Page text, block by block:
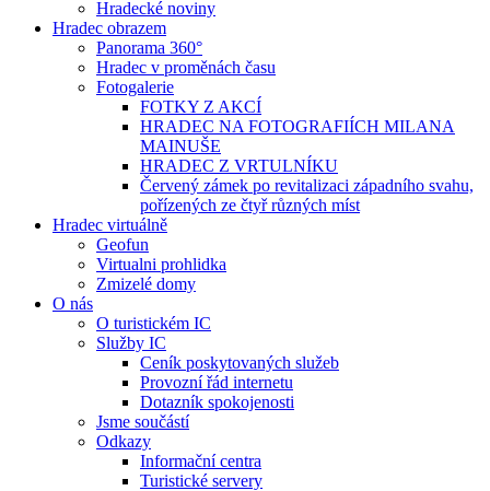
Hradecké noviny
Hradec obrazem
Panorama 360°
Hradec v proměnách času
Fotogalerie
FOTKY Z AKCÍ
HRADEC NA FOTOGRAFIÍCH MILANA
MAINUŠE
HRADEC Z VRTULNÍKU
Červený zámek po revitalizaci západního svahu,
pořízených ze čtyř různých míst
Hradec virtuálně
Geofun
Virtualni prohlidka
Zmizelé domy
O nás
O turistickém IC
Služby IC
Ceník poskytovaných služeb
Provozní řád internetu
Dotazník spokojenosti
Jsme součástí
Odkazy
Informační centra
Turistické servery